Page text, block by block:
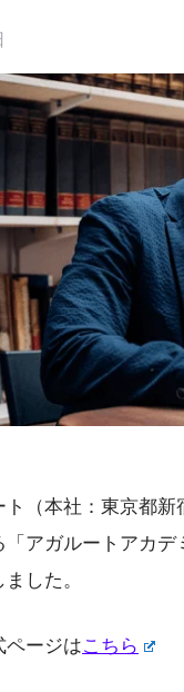
ト（本社：東京都
「アガルートアカ
した。
ページはこちら